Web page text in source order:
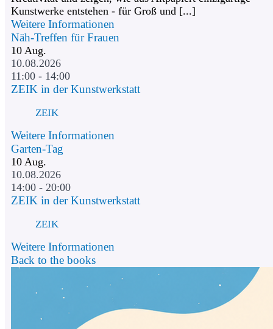
Kunstwerke entstehen - für Groß und [...]
Weitere Informationen
Näh-Treffen für Frauen
10 Aug.
10.08.2026
11:00 - 14:00
ZEIK in der Kunstwerkstatt
ZEIK
Weitere Informationen
Garten-Tag
10 Aug.
10.08.2026
14:00 - 20:00
ZEIK in der Kunstwerkstatt
ZEIK
Weitere Informationen
Back to the books